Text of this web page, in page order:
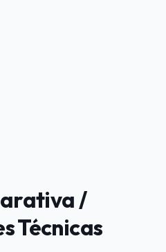
/
Técnicas